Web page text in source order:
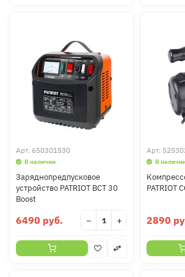
Арт. 650301530
В наличии
Заряднопредпусковое
устройство PATRIOT BCT 30
Boost
6490 руб. − +
Арт.
В
PATRIOT
2890